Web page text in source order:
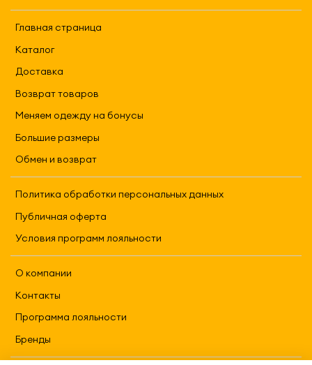
Главная страница
Каталог
Доставка
Возврат товаров
Меняем одежду на бонусы
Большие размеры
Обмен и возврат
Политика обработки персональных данных
Публичная оферта
Условия программ лояльности
О компании
Контакты
Программа лояльности
Бренды